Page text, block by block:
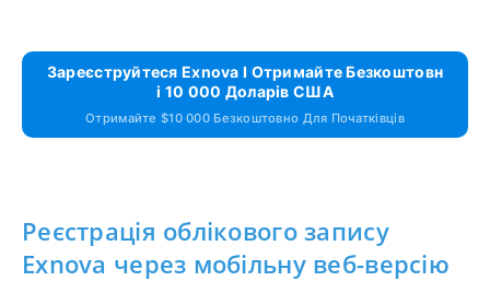
Зареєструйтеся Exnova І Отримайте Безкоштовн
І 10 000 Доларів США
Отримайте $10 000 Безкоштовно Для Початківців
Реєстрація облікового запису
Exnova через мобільну веб-версію